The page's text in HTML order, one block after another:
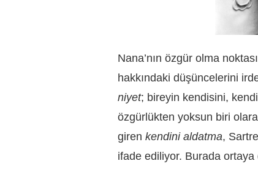
Nana’nın özgür olma
hakkındaki düşüncelerini
niyet; bireyin kendisini,
özgürlükten yoksun biri
giren kendini aldatma,
ifade ediliyor. Burada ortaya